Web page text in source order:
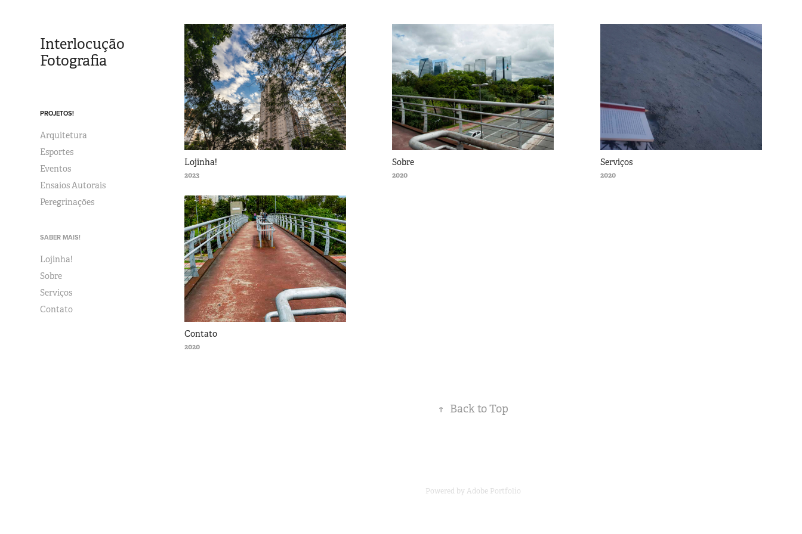
Interlocução
Fotografia
PROJETOS!
Arquitetura
Esportes
Eventos
Ensaios Autorais
Peregrinações
SABER MAIS!
Lojinha!
Sobre
Serviços
Contato
Lojinha!
2023
Sobre
2020
Serviços
2020
Contato
2020
↑ Back to Top
Powered byAdobe Portfolio